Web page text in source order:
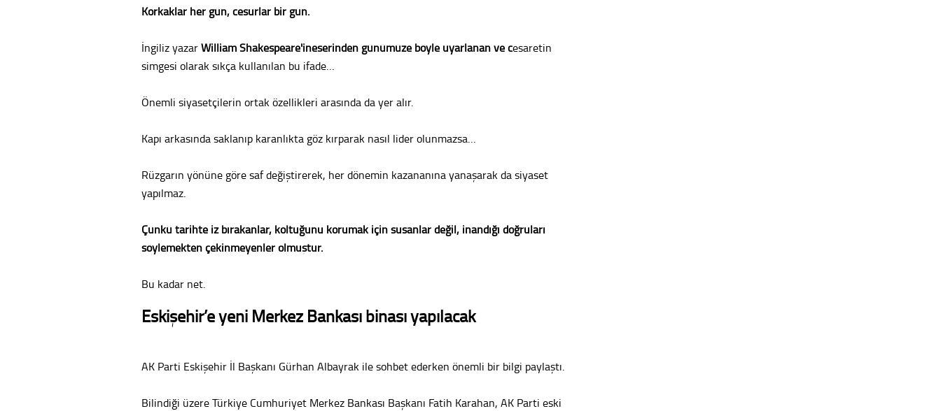
Korkaklar her gün, cesurlar bir gün.
İngiliz yazarWilliam Shakespeare'ineserinden günümüze böyle uyarlanan ve cesaretin
simgesi olarak sıkça kullanılan bu ifade…
Önemli siyasetçilerin ortak özellikleri arasında da yer alır.
Kapı arkasında saklanıp karanlıkta göz kırparak nasıl lider olunmazsa…
Rüzgarın yönüne göre saf değiştirerek, her dönemin kazananına yanaşarak da siyaset
yapılmaz.
Çünkü tarihte iz bırakanlar, koltuğunu korumak için susanlar değil, inandığı doğruları
söylemekten çekinmeyenler olmuştur.
Bu kadar net.
Eskişehir’e yeni Merkez Bankası binası yapılacak
AK Parti Eskişehir İl Başkanı Gürhan Albayrak ile sohbet ederken önemli bir bilgi paylaştı.
Bilindiği üzere Türkiye Cumhuriyet Merkez Bankası Başkanı Fatih Karahan, AK Parti eski